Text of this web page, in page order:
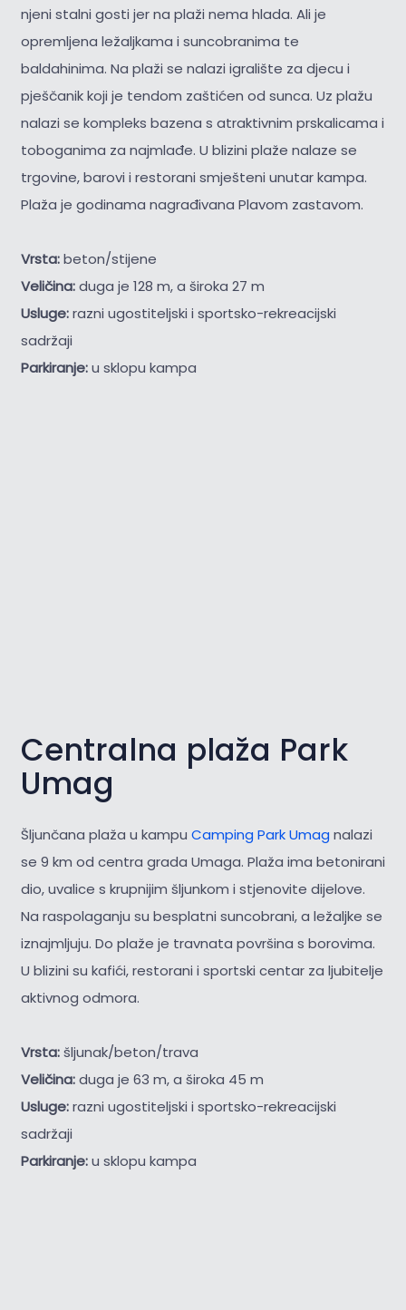
njeni stalni gosti jer na plaži nema hlada. Ali je
opremljena ležaljkama i suncobranima te
baldahinima. Na plaži se nalazi igralište za djecu i
pješčanik koji je tendom zaštićen od sunca. Uz plažu
nalazi se kompleks bazena s atraktivnim prskalicama i
toboganima za najmlađe. U blizini plaže nalaze se
trgovine, barovi i restorani smješteni unutar kampa.
Plaža je godinama nagrađivana Plavom zastavom.
Vrsta:beton/stijene
Veličina:duga je 128 m, a široka 27 m
Usluge:razni ugostiteljski i sportsko-rekreacijski
sadržaji
Parkiranje:u sklopu kampa
Centralna plaža Park
Umag
Šljunčana plaža u kampu Camping Park Umag nalazi
se 9 km od centra grada Umaga. Plaža ima betonirani
dio, uvalice s krupnijim šljunkom i stjenovite dijelove.
Na raspolaganju su besplatni suncobrani, a ležaljke se
iznajmljuju. Do plaže je travnata površina s borovima.
U blizini su kafići, restorani i sportski centar za ljubitelje
aktivnog odmora.
Vrsta:šljunak/beton/trava
Veličina:duga je 63 m, a široka 45 m
Usluge:razni ugostiteljski i sportsko-rekreacijski
sadržaji
Parkiranje:u sklopu kampa